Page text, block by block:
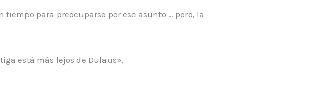
para preocuparse por ese asunto … pero, la
está más lejos de Dulaus».